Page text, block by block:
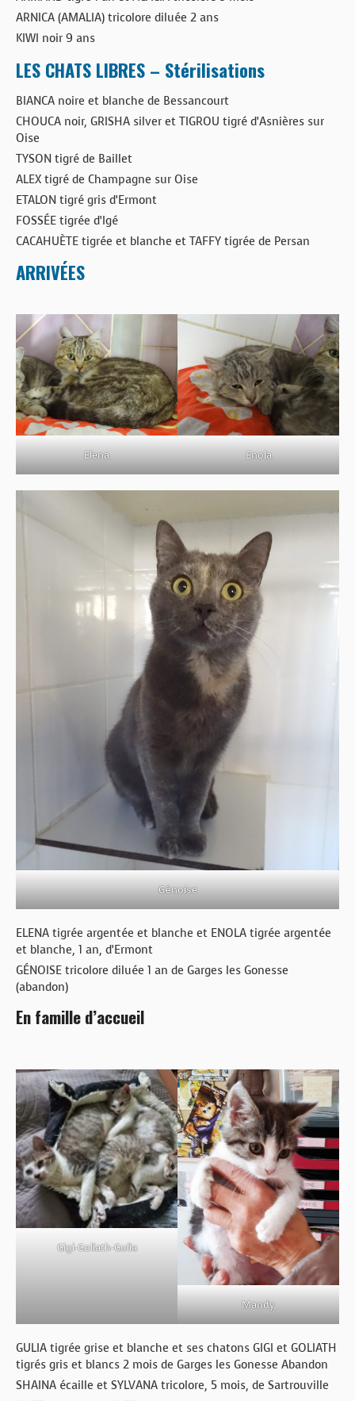
ARNICA (AMALIA) tricolore diluée 2 ans
KIWI noir 9 ans
LES CHATS LIBRES – Stérilisations
BIANCA noire et blanche de Bessancourt
CHOUCA noir, GRISHA silver et TIGROU tigré d’Asnières sur
Oise
TYSON tigré de Baillet
ALEX tigré de Champagne sur Oise
ETALON tigré gris d’Ermont
FOSSÉE tigrée d’Igé
CACAHUÈTE tigrée et blanche et TAFFY tigrée de Persan
ARRIVÉES
Elena Enola
Génoise
ELENA tigrée argentée et blanche et ENOLA tigrée argentée
et blanche, 1 an, d’Ermont
GÉNOISE tricolore diluée 1 an de Garges les Gonesse
(abandon)
En famille d’accueil
Gigi-Goliath-Gulia
Mandy
GULIA tigrée grise et blanche et ses chatons GIGI et GOLIATH
tigrés gris et blancs 2 mois de Garges les Gonesse Abandon
SHAINA écaille et SYLVANA tricolore, 5 mois, de Sartrouville